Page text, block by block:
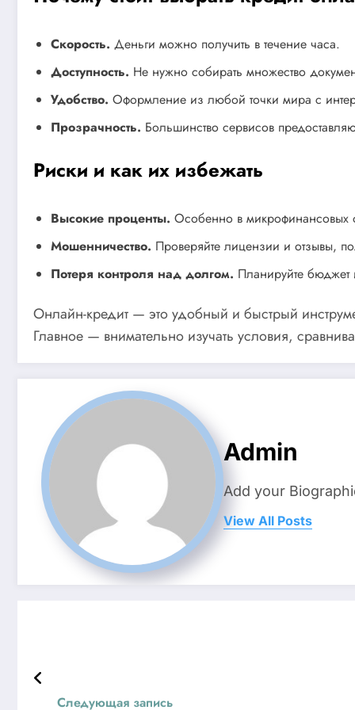
Скорость. Деньги можно получить в течение часа.
Доступность. Не нужно собирать множество
Удобство. Оформление из любой точки мира с
Прозрачность. Большинство сервисов
Риски и как их избежать
Высокие проценты. Особенно в микрофинансовых
Мошенничество. Проверяйте лицензии и отзывы,
Потеря контроля над долгом. Планируйте
Онлайн-кредит — это удобный и быстрый
Главное — внимательно изучать условия,
Admin
Add your
View All Posts
Следующая запись